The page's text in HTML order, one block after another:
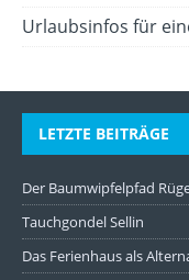
Urlaubsinfos für
LETZTE BEITRÄGE
Der Baumwipfelpfad
Tauchgondel Sellin
Das Ferienhaus als